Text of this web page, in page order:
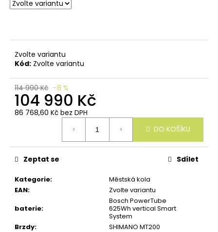
Zvolte variantu
Kód: Zvolte variantu
114 990 Kč –8 %
104 990 Kč
86 768,60 Kč bez DPH
DO KOŠÍKU
Kategorie:
Městská kola
EAN:
Zvolte variantu
baterie:
Bosch PowerTube
625Wh vertical Smart
System
Brzdy:
SHIMANO MT200
Zeptat se Sdílet
D
o
u
u
m
e